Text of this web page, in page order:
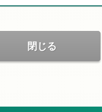
閉じる